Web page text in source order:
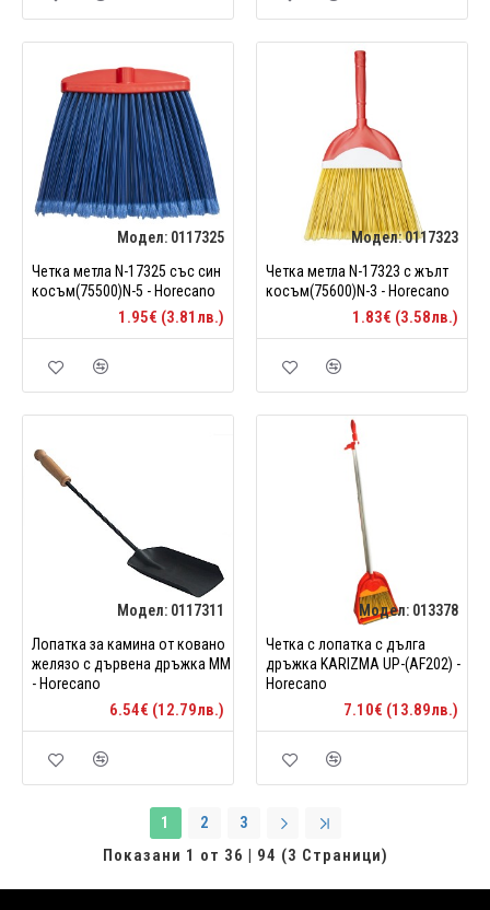
Модел: 0117325
Четка метла N-17325 със син
косъм(75500)N-5 - Horecano
1.95€ (3.81лв.)
Модел:0117323
Четка метла N-17323 с жълт
косъм(75600)N-3 - Horecano
1.83€ (3.58лв.)
Модел: 0117311
Лопатка за камина от ковано
желязо с дървена дръжка ММ
- Horecano
6.54€ (12.79лв.)
Модел: 013378
Четка с лопатка с дълга
дръжка KARIZMA UP-(AF202) -
Horecano
7.10€ (13.89лв.)
1 2
3
Показани 1 от 36 | 94 (3 Страници)